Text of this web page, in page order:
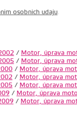
osobnich udaju.
/ Motor, úprava
/ Motor, úprava
/ Motor, úprava
/ Motor, úprava
/ Motor, úprava
/ Motor, úprava
/ Motor, úprava